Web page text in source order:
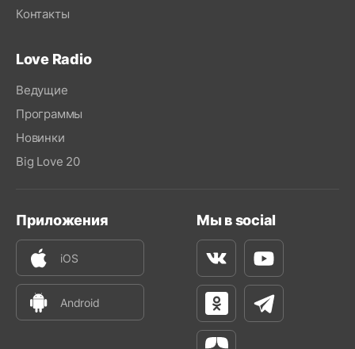
Контакты
Love Radio
Ведущие
Программы
Новинки
Big Love 20
Приложения
iOS
Android
Мы в social
ВконтактеYoutube
Одноклассники
Телеграм